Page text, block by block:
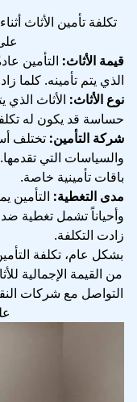
تكلفة تأمين الأثاث
قيمة الأثاث: التأمين
الذي يتم تأمينه. كلما
نوع الأثاث: الأثاث
حساسة قد يكون له
شركة التأمين: تختلف
والسياسات التي
باقات تأمينية خاصة.
مدى التغطية: التأمين
وأحياناً تشمل تغطية
زادت التكلفة.
من القيمة الإجمالية
التواصل مع شركات